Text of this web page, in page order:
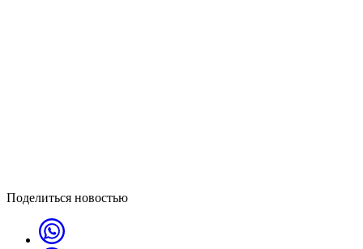
Поделиться новостью